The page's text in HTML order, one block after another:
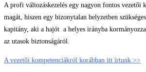
A profi változáskezelés egy nagyon fontos vezetői
magát, hiszen egy bizonytalan helyzetben
kapitány, aki a hajót a helyes irányba
az utasok biztonságáról.
A vezetői kompetenciákról korábban itt írtunk >>